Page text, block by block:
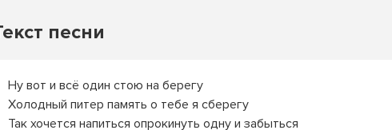
песни
Ну вот и всё один стою на берегу
Холодный питер память о тебе я сберегу
Так хочется напиться опрокинуть одну и забыться